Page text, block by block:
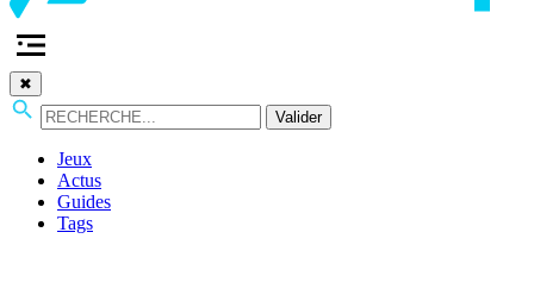
✖
Valider
Jeux
Actus
Guides
Tags